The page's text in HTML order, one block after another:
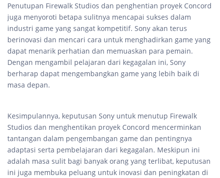
Penutupan Firewalk Studios dan penghentian proyek Concord
juga menyoroti betapa sulitnya mencapai sukses dalam
industri game yang sangat kompetitif. Sony akan terus
berinovasi dan mencari cara untuk menghadirkan game yang
dapat menarik perhatian dan memuaskan para pemain.
Dengan mengambil pelajaran dari kegagalan ini, Sony
berharap dapat mengembangkan game yang lebih baik di
masa depan.
Kesimpulannya, keputusan Sony untuk menutup Firewalk
Studios dan menghentikan proyek Concord mencerminkan
tantangan dalam pengembangan game dan pentingnya
adaptasi serta pembelajaran dari kegagalan. Meskipun ini
adalah masa sulit bagi banyak orang yang terlibat, keputusan
ini juga membuka peluang untuk inovasi dan peningkatan di